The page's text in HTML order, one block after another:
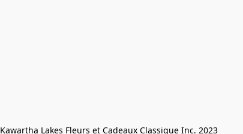
Kawartha Lakes Fleurs et Cadeaux Classique Inc. 2023